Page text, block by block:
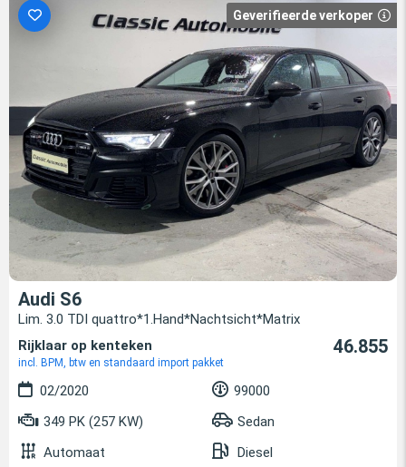
Geverifieerde verkoper
Audi S6
Lim. 3.0 TDI quattro*1.Hand*Nachtsicht*Matrix
Rijklaar op kenteken
incl. BPM, btw en standaard import pakket
46.855
02/2020
99000
349 PK (257 KW)
Sedan
Automaat
Diesel